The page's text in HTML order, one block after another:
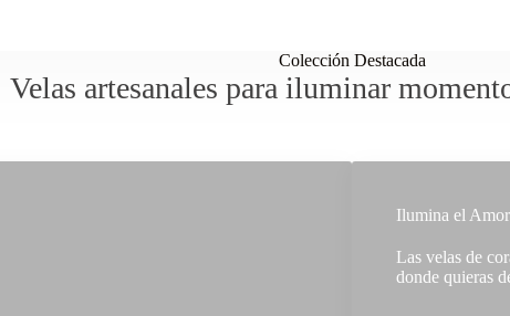
Colección Destacada
Velas artesanales para iluminar
Ilumina el
Las velas de
donde quieras